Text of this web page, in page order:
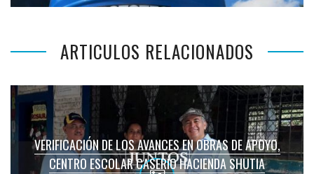
ARTICULOS RELACIONADOS
VERIFICACIÓN DE LOS AVANCES EN OBRAS DE APOYO,
CENTRO ESCOLAR CASERÍO HACIENDA SHUTIA